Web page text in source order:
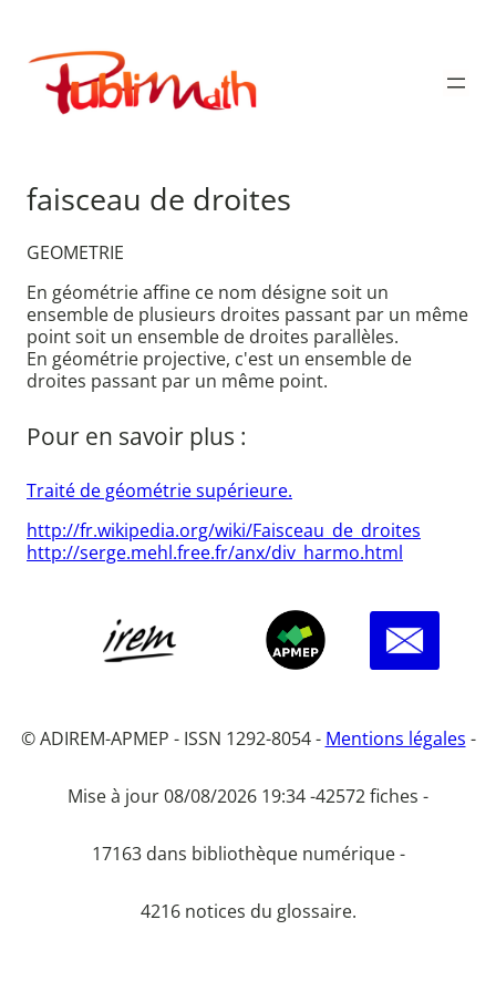
contenu
Publimath
faisceau de droites
GEOMETRIE
En géométrie affine ce nom désigne soit un
ensemble de plusieurs droites passant par un même
point soit un ensemble de droites parallèles.
En géométrie projective, c'est un ensemble de
droites passant par un même point.
Pour en savoir plus :
Traité de géométrie supérieure.
http://fr.wikipedia.org/wiki/Faisceau_de_droites
http://serge.mehl.free.fr/anx/div_harmo.html
© ADIREM-APMEP - ISSN 1292-8054 - Mentions légales -
Mise à jour 08/08/2026 19:34 -42572 fiches -
17163 dans bibliothèque numérique -
4216 notices du glossaire.